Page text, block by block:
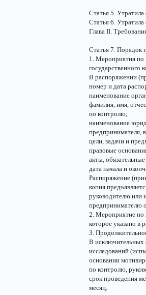
Статья 5. Утратила
Статья 6. Утратила
Глава II.
Статья 7. Порядок
1. Мероприятия по
государственного
В распоряжении
номер и дата
наименование
фамилия, имя,
по контролю;
наименование
предпринимателя,
цели, задачи и
правовые
акты,
дата начала и
Распоряжение
копия
руководителю или
предпринимателю
2. Мероприятие по
которое указано в
3.
В исключительных
исследований
основании
по контролю,
срок проведения
месяц.